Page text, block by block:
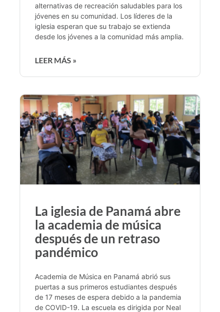
alternativas de recreación saludables para los
jóvenes en su comunidad. Los líderes de la
iglesia esperan que su trabajo se extienda
desde los jóvenes a la comunidad más amplia.
LEER MÁS »
La iglesia de Panamá abre
la academia de música
después de un retraso
pandémico
Academia de Música en Panamá abrió sus
puertas a sus primeros estudiantes después
de 17 meses de espera debido a la pandemia
de COVID-19. La escuela es dirigida por Neal